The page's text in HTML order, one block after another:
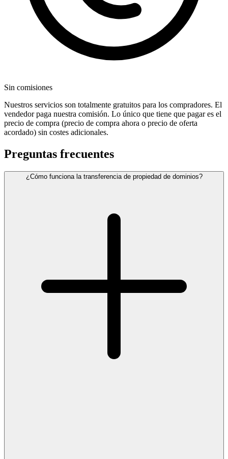
Sin comisiones
Nuestros servicios son totalmente gratuitos para los compradores. El
vendedor paga nuestra comisión. Lo único que tiene que pagar es el
precio de compra (precio de compra ahora o precio de oferta
acordado) sin costes adicionales.
Preguntas frecuentes
¿Cómo funciona la transferencia de propiedad de dominios?